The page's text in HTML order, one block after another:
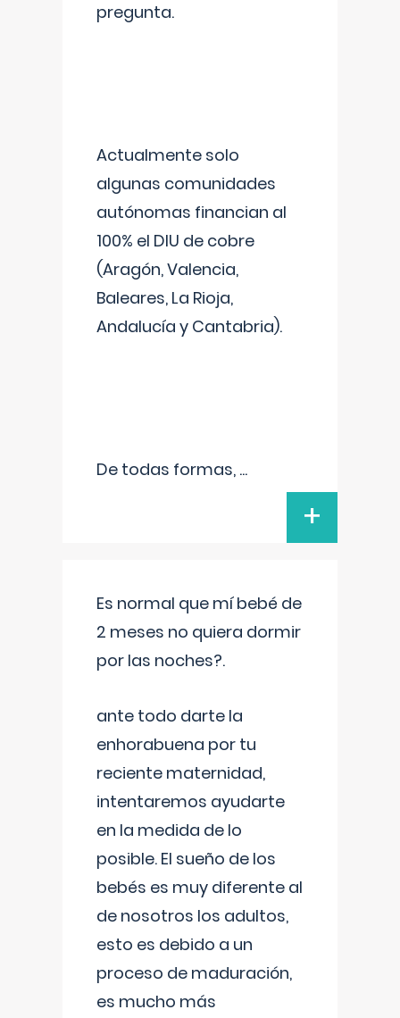
pregunta.
Actualmente solo
algunas comunidades
autónomas financian al
100% el DIU de cobre
(Aragón, Valencia,
Baleares, La Rioja,
Andalucía y Cantabria).
De todas formas, ...
+
Es normal que mí bebé de
2 meses no quiera dormir
por las noches?.
ante todo darte la
enhorabuena por tu
reciente maternidad,
intentaremos ayudarte
en la medida de lo
posible. El sueño de los
bebés es muy diferente al
de nosotros los adultos,
esto es debido a un
proceso de maduración,
es mucho más